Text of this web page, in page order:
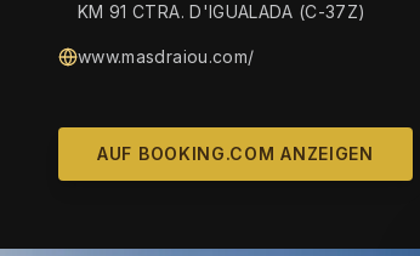
KM 91 CTRA. D'IGUALADA (C-37Z)
www.masdraiou.com/
AUF BOOKING.COM ANZEIGEN